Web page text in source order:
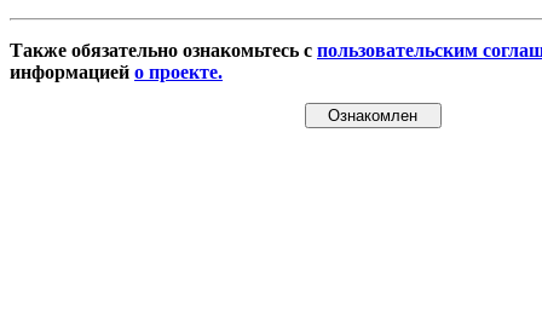
Также обязательно ознакомьтесь с пользовательским
информацией о проекте.
Ознакомлен